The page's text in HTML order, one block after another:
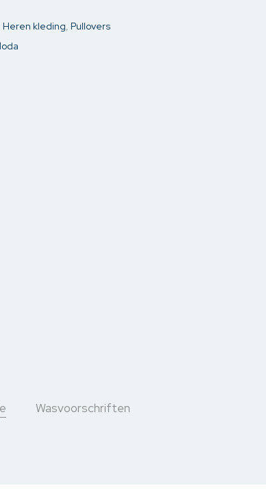
Heren kleding, Pullovers
Wasvoorschriften